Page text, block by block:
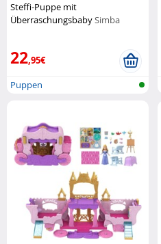
Steffi-Puppe mit
ÜberraschungsbabySimba
22,95€
Puppen